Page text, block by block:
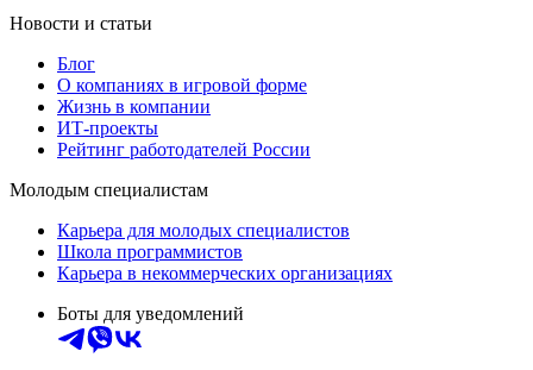
Новости и статьи
Блог
О компаниях в игровой форме
Жизнь в компании
ИТ-проекты
Рейтинг работодателей России
Молодым специалистам
Карьера для молодых специалистов
Школа программистов
Карьера в некоммерческих организациях
Боты для уведомлений